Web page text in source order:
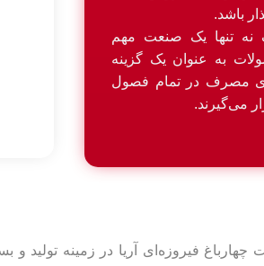
باشد.
نه تنها یک صنعت مهم
به عنوان یک گزینه
مصرف در تمام فصول
می‌گیرند.
چهارباغ فیروزه‌ای آریا در زمینه